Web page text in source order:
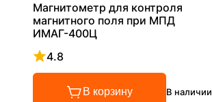
Магнитометр для контроля
магнитного поля при МПД
ИМАГ-400Ц
4.8
Рейтинг 4.8 из 5
В корзину В наличии